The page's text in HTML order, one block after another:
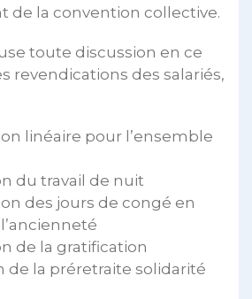
de la convention collective.
toute discussion en ce
revendications des salariés,
linéaire pour l’ensemble
du travail de nuit
des jours de congé en
de la gratification
de la préretraite solidarité